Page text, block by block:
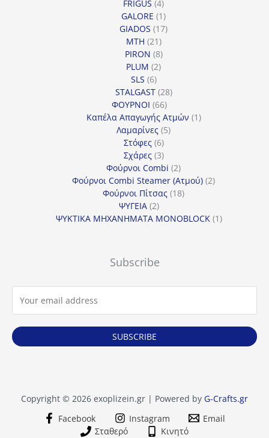
FRIGUS 44
προϊόντα
GALORE 11
προϊόν
GIADOS 1717
MTH 2121
προϊόντα
PIRON 88
προϊόντα
PLUM 22
SLS 66
προϊόντα
STALGAST 2828
ΦΟΥΡΝΟΙ 6666
προϊόντα
Καπέλα Απαγωγής Ατμών 11
Λαμαρίνες 55
Στόφες 66
προϊόντα
Σχάρες 33
προϊόντα
Φούρνοι Combi 22
προϊόντα
Φούρνοι Combi Steamer (Ατμού) 22
Φούρνοι Πίτσας 1818
ΨΥΓΕΙΑ 22
προϊόντα
ΨΥΚΤΙΚΑ ΜΗΧΑΝΗΜΑΤΑ MONOBLOCK 11
Subscribe
SUBSCRIBE
Copyright © 2026 exoplizein.gr | Powered by G-Crafts.gr
Facebook
Instagram
Email
Σταθερό
Κινητό